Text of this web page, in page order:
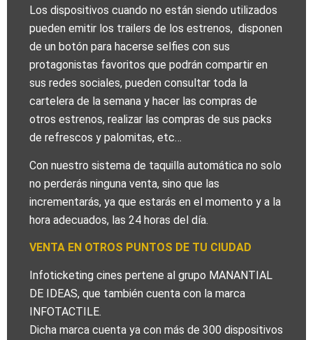
Los dispositivos cuando no están siendo utilizados
pueden emitir los trailers de los estrenos, disponen
de un botón para hacerse selfies con sus
protagonistas favoritos que podrán compartir en
sus redes sociales, pueden consultar toda la
cartelera de la semana y hacer las compras de
otros estrenos, realizar las compras de sus packs
de refrescos y palomitas, etc…
Con nuestro sistema de taquilla automática no solo
no perderás ninguna venta, sino que las
incrementarás, ya que estarás en el momento y a la
hora adecuados, las 24 horas del día.
VENTA EN OTROS PUNTOS DE TU CIUDAD
Infoticketing cines pertene al grupo MANANTIAL
DE IDEAS, que también cuenta con la marca
INFOTACTILE.
Dicha marca cuenta ya con más de 300 dispositivos